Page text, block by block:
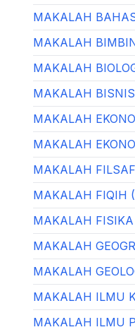
MAKALAH
MAKALAH
MAKALAH
MAKALAH
MAKALAH
MAKALAH
MAKALAH
MAKALAH FIQIH
MAKALAH
MAKALAH
MAKALAH
MAKALAH ILMU
MAKALAH ILMU